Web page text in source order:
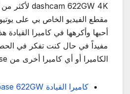
أحبها وأكرهها في كاميرا
مفيداً في حال كنت تفكر في
الكاميرا أو أي كاميرا أخرى من NextBase.
كاميرا القيادة Nextbase 622GW على أمازون